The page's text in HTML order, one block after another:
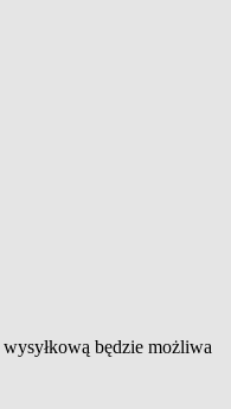
będzie możliwa